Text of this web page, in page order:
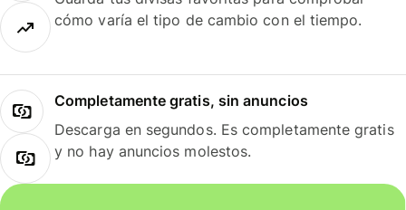
cómo varía el tipo de cambio con el tiempo.
Completamente gratis, sin anuncios
Descarga en segundos. Es completamente gratis
y no hay anuncios molestos.